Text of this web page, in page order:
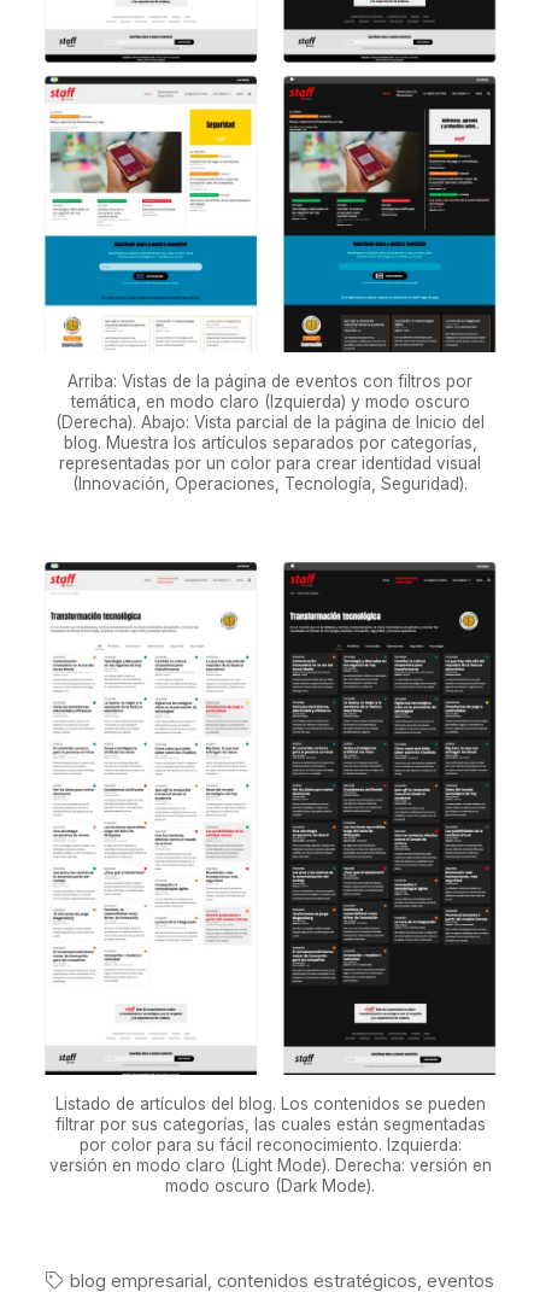
Arriba: Vistas de la página de eventos con filtros por
temática, en modo claro (Izquierda) y modo oscuro
(Derecha). Abajo: Vista parcial de la página de Inicio del
blog. Muestra los artículos separados por categorías,
representadas por un color para crear identidad visual
(Innovación, Operaciones, Tecnología, Seguridad).
Listado de artículos del blog. Los contenidos se pueden
filtrar por sus categorías, las cuales están segmentadas
por color para su fácil reconocimiento. Izquierda:
versión en modo claro (Light Mode). Derecha: versión en
modo oscuro (Dark Mode).
blog empresarial contenidos estratégicos eventos